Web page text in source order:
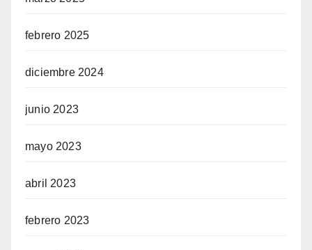
febrero 2025
diciembre 2024
junio 2023
mayo 2023
abril 2023
febrero 2023